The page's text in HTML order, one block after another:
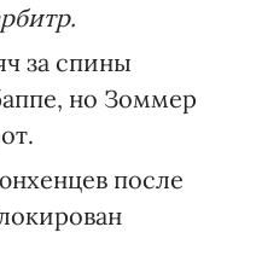
за спины
но Зоммер
после